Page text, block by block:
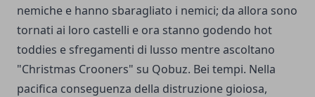
nemiche e hanno sbaragliato i nemici; da allora sono
tornati ai loro castelli e ora stanno godendo hot
toddies e sfregamenti di lusso mentre ascoltano
"Christmas Crooners" su Qobuz. Bei tempi. Nella
pacifica conseguenza della distruzione gioiosa,